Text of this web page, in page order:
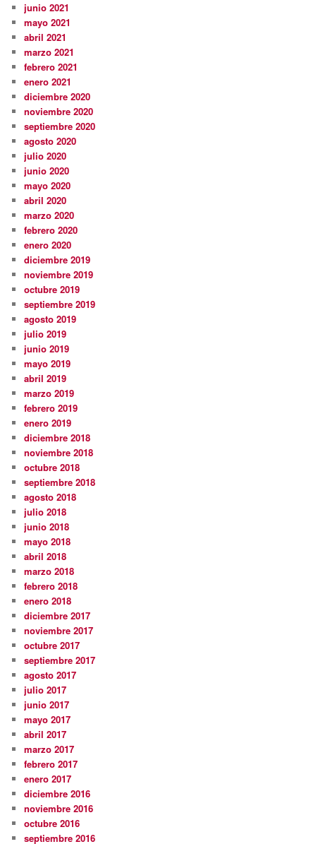
junio 2021
mayo 2021
abril 2021
marzo 2021
febrero 2021
enero 2021
diciembre 2020
noviembre 2020
septiembre 2020
agosto 2020
julio 2020
junio 2020
mayo 2020
abril 2020
marzo 2020
febrero 2020
enero 2020
diciembre 2019
noviembre 2019
octubre 2019
septiembre 2019
agosto 2019
julio 2019
junio 2019
mayo 2019
abril 2019
marzo 2019
febrero 2019
enero 2019
diciembre 2018
noviembre 2018
octubre 2018
septiembre 2018
agosto 2018
julio 2018
junio 2018
mayo 2018
abril 2018
marzo 2018
febrero 2018
enero 2018
diciembre 2017
noviembre 2017
octubre 2017
septiembre 2017
agosto 2017
julio 2017
junio 2017
mayo 2017
abril 2017
marzo 2017
febrero 2017
enero 2017
diciembre 2016
noviembre 2016
octubre 2016
septiembre 2016